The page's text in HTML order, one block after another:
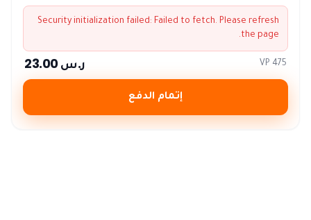
Security initialization failed: Failed to fetch. Please refresh
the page.
475 VP ر.س 23.00
إتمام الدفع